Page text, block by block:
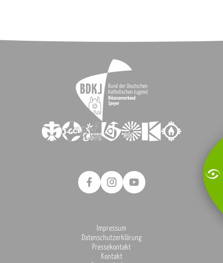
Impressum
Datenschutzerklärung
Pressekontakt
Kontakt